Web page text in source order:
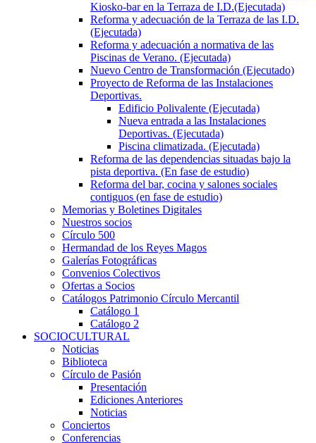
Kiosko-bar en la Terraza de I.D.(Ejecutada)
Reforma y adecuación de la Terraza de las I.D.
(Ejecutada)
Reforma y adecuación a normativa de las
Piscinas de Verano. (Ejecutada)
Nuevo Centro de Transformación (Ejecutado)
Proyecto de Reforma de las Instalaciones
Deportivas.
Edificio Polivalente (Ejecutada)
Nueva entrada a las Instalaciones
Deportivas. (Ejecutada)
Piscina climatizada. (Ejecutada)
Reforma de las dependencias situadas bajo la
pista deportiva. (En fase de estudio)
Reforma del bar, cocina y salones sociales
contiguos (en fase de estudio)
Memorias y Boletines Digitales
Nuestros socios
Círculo 500
Hermandad de los Reyes Magos
Galerías Fotográficas
Convenios Colectivos
Ofertas a Socios
Catálogos Patrimonio Círculo Mercantil
Catálogo 1
Catálogo 2
SOCIOCULTURAL
Noticias
Biblioteca
Círculo de Pasión
Presentación
Ediciones Anteriores
Noticias
Conciertos
Conferencias